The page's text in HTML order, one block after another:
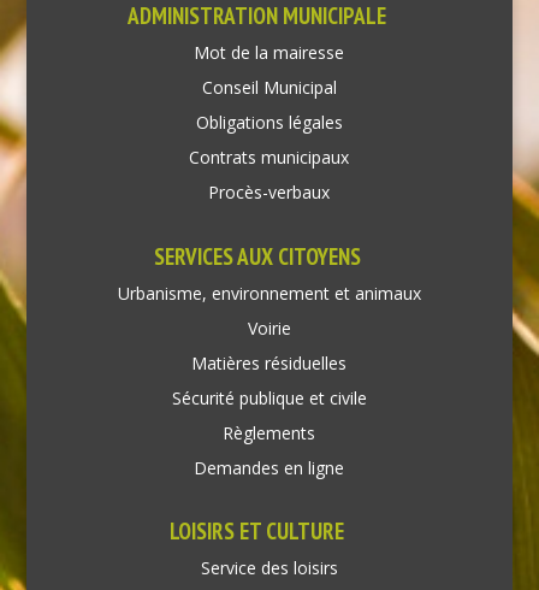
ADMINISTRATION MUNICIPALE
Mot de la mairesse
Conseil Municipal
Obligations légales
Contrats municipaux
Procès-verbaux
SERVICES AUX CITOYENS
Urbanisme, environnement et animaux
Voirie
Matières résiduelles
Sécurité publique et civile
Règlements
Demandes en ligne
LOISIRS ET CULTURE
Service des loisirs